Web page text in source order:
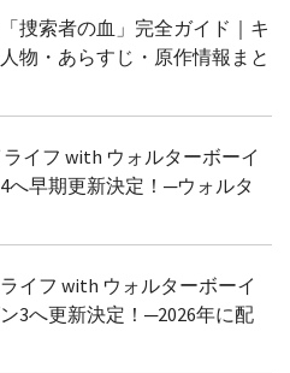
捜索者の血」完全ガイド｜キ
物・あらすじ・原作情報まと
イフ with ウォルターボーイ
へ早期更新決定！─ウォルタ
イフ with ウォルターボーイ
3へ更新決定！─2026年に配